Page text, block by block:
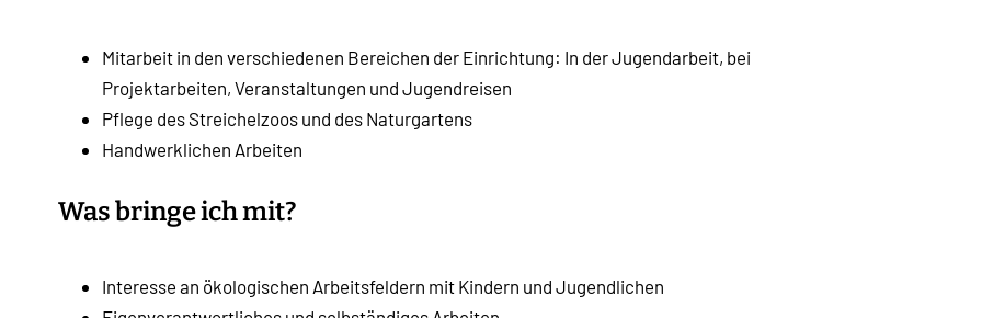
Mitarbeit in den verschiedenen Bereichen der Einrichtung: In der Jugendarbeit, bei
Projektarbeiten, Veranstaltungen und Jugendreisen
Pflege des Streichelzoos und des Naturgartens
Handwerklichen Arbeiten
Was bringe ich mit?
Interesse an ökologischen Arbeitsfeldern mit Kindern und Jugendlichen